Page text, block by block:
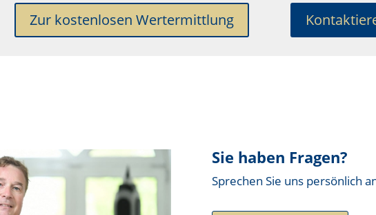
Zur kostenlosen Wertermittlung
Sie haben Fragen?
Sprechen Sie uns persönlich